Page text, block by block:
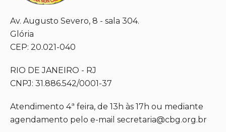
Av. Augusto Severo, 8 - sala 304.
Glória
CEP: 20.021-040
RIO DE JANEIRO - RJ
CNPJ: 31.886.542/0001-37
Atendimento 4ª feira, de 13h às 17h ou mediante
agendamento pelo e-mail secretaria@cbg.org.br